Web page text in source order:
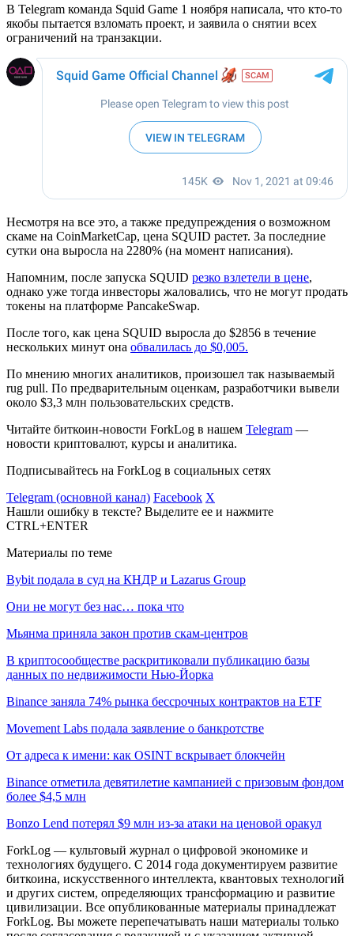
В Telegram команда Squid Game 1 ноября написала, что кто-то
якобы пытается взломать проект, и заявила о снятии всех
ограничений на транзакции.
Несмотря на все это, а также предупреждения о возможном
скаме на CoinMarketCap, цена SQUID растет. За последние
сутки она выросла на 2280% (на момент написания).
Напомним, после запуска SQUID резко взлетели в цене,
однако уже тогда инвесторы жаловались, что не могут продать
токены на платформе PancakeSwap.
После того, как цена SQUID выросла до $2856 в течение
нескольких минут она обвалилась до $0,005.
По мнению многих аналитиков, произошел так называемый
rug pull. По предварительным оценкам, разработчики вывели
около $3,3 млн пользовательских средств.
Читайте биткоин-новости ForkLog в нашем Telegram —
новости криптовалют, курсы и аналитика.
Подписывайтесь на ForkLog в социальных сетях
Telegram (основной канал) Facebook X
Нашли ошибку в тексте? Выделите ее и нажмите
CTRL+ENTER
Материалы по теме
Bybit подала в суд на КНДР и Lazarus Group
Они не могут без нас… пока что
Мьянма приняла закон против скам-центров
В криптосообществе раскритиковали публикацию базы
данных по недвижимости Нью-Йорка
Binance заняла 74% рынка бессрочных контрактов на ETF
Movement Labs подала заявление о банкротстве
От адреса к имени: как OSINT вскрывает блокчейн
Binance отметила девятилетие кампанией с призовым фондом
более $4,5 млн
Bonzo Lend потерял $9 млн из-за атаки на ценовой оракул
ForkLog — культовый журнал о цифровой экономике и
технологиях будущего. С 2014 года документируем развитие
биткоина, искусственного интеллекта, квантовых технологий
и других систем, определяющих трансформацию и развитие
цивилизации. Все опубликованные материалы принадлежат
ForkLog. Вы можете перепечатывать наши материалы только